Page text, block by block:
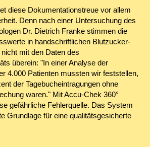
diese Dokumentationstreue vor allem
Denn nach einer Untersuchung des
Dr. Dietrich Franke stimmen die
in handschriftlichen Blutzucker-
mit den Daten des
überein: "In einer Analyse der
4.000 Patienten mussten wir feststellen,
der Tagebucheintragungen ohne
waren." Mit Accu-Chek 360°
gefährliche Fehlerquelle. Das System
Grundlage für eine qualitätsgesicherte